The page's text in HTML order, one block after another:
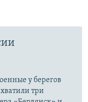
у берегов
три